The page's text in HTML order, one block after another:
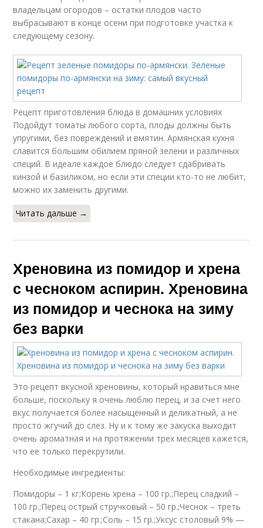
владельцам огородов – остатки плодов часто
выбрасывают в конце осени при подготовке участка к
следующему сезону.
Рецепт приготовления блюда в домашних условиях
Подойдут томаты любого сорта, плоды должны быть
упругими, без повреждений и вмятин. Армянская кухня
славится большим обилием пряной зелени и различных
специй. В идеале каждое блюдо следует сдабривать
кинзой и базиликом, но если эти специи кто-то не любит,
можно их заменить другими.
Читать дальше →
Хреновина из помидор и хрена
с чесноком аспирин. Хреновина
из помидор и чеснока на зиму
без варки
Это рецепт вкусной хреновины, который нравиться мне
больше, поскольку я очень люблю перец, и за счет него
вкус получается более насыщенный и деликатный, а не
просто жгучий до слез. Ну и к тому же закуска выходит
очень ароматная и на протяжении трех месяцев кажется,
что ее только перекрутили.
Необходимые ингредиенты:
Помидоры – 1 кг;Корень хрена – 100 гр.;Перец сладкий –
100 гр.;Перец острый стручковый – 50 гр.;Чеснок – треть
стакана;Сахар – 40 гр.;Соль – 15 гр.;Уксус столовый 9% —